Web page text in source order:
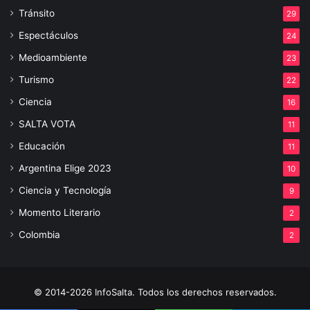
Tránsito 29
Espectáculos 24
Medioambiente 23
Turismo 22
Ciencia 16
SALTA VOTA 11
Educación 11
Argentina Elige 2023 10
Ciencia y Tecnología 9
Momento Literario 2
Colombia 2
© 2014-2026 InfoSalta. Todos los derechos reservados.